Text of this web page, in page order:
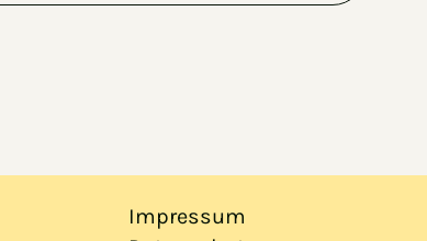
Impressum